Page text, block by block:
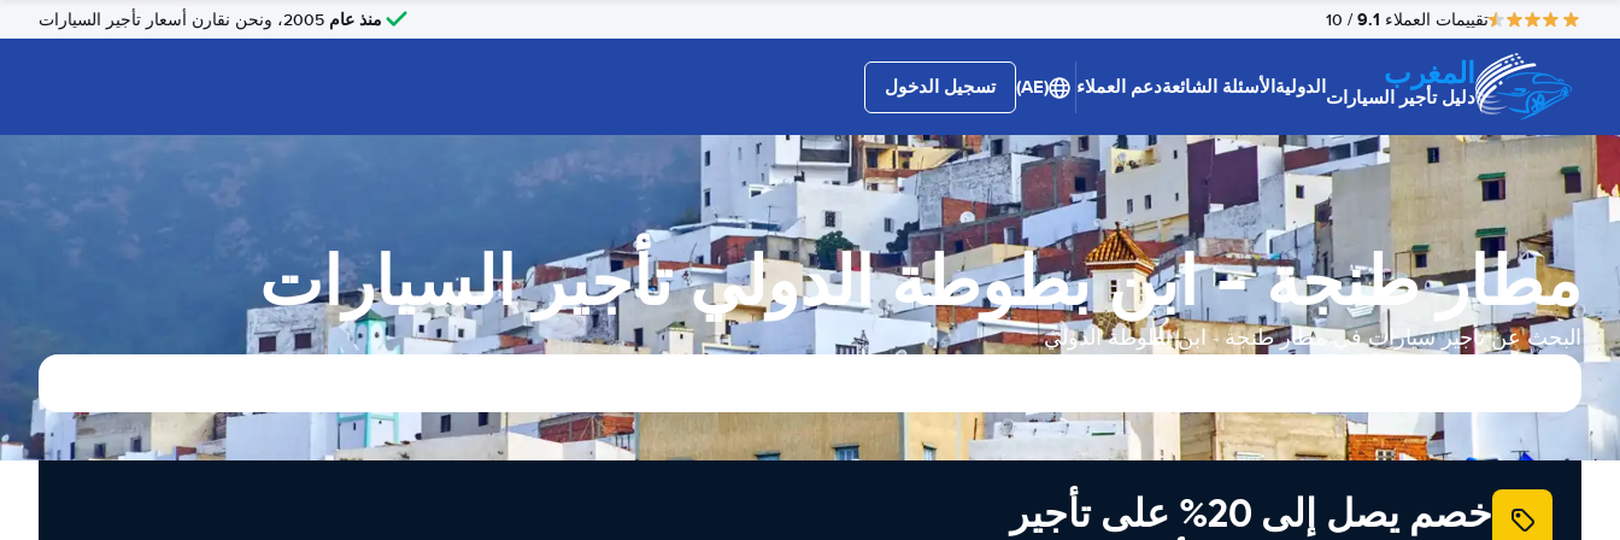
تقييمات العملاء 9.1
/ 10 منذ عام
المغرب
دليل تأجير السياراتالدوليةالأسئلة الشائعةدعم العملاء (AE) تسجيل الدخول
مطار طنجة - ابن بطوطة الدولي تأجير السيارات
البحث عن تأجير سيارات في مطار طنجة - ابن بطوطة الدولي
خصم يصل إلى 20% على تأجير